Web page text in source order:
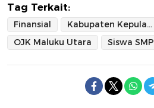
Tag Terkait:
Finansial Kabupaten Kepulauan Sula
OJK Maluku Utara
Siswa SMP